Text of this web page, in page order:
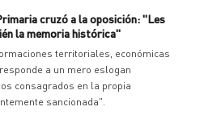
cruzó a la oposición: "Les
la memoria histórica"
territoriales, económicas
a un mero eslogan
consagrados en la propia
sancionada".